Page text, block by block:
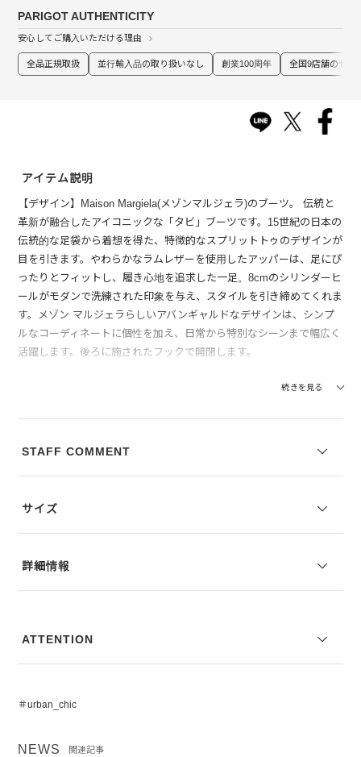
PARIGOT AUTHENTICITY
安心してご購入いただける理由
全品正規取扱 並行輸入品の取り扱いなし 創業100周年 全国9店舗のセレ
アイテム説明
【デザイン】Maison Margiela(メゾンマルジェラ)のブーツ。 伝統と
革新が融合したアイコニックな「タビ」ブーツです。15世紀の日本の
伝統的な足袋から着想を得た、特徴的なスプリットトゥのデザインが
目を引きます。やわらかなラムレザーを使用したアッパーは、足にぴ
ったりとフィットし、履き心地を追求した一足。8cmのシリンダーヒ
ールがモダンで洗練された印象を与え、スタイルを引き締めてくれま
す。メゾン マルジェラらしいアバンギャルドなデザインは、シンプ
ルなコーディネートに個性を加え、日常から特別なシーンまで幅広く
活躍します。後ろに施されたフックで開閉します。
【素材】 柔らかなナッパレザーが足に馴染み、驚くほどの履き心地
※写真は実際のカラーと若干相違する場合がございます。あらかじめ
※サイズ表記は弊社規定によるものを表示しております。
続きを見る
STAFF COMMENT
サイズ
詳細情報
ATTENTION
＃urban_chic
NEWS 関連記事